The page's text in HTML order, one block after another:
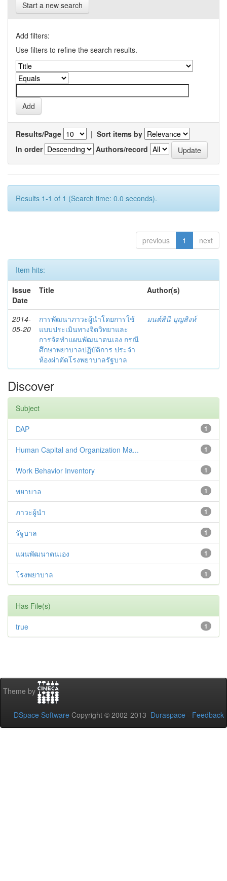
Start a new search
Add filters:
Use filters to refine the search results.
Results/Page | Sort items by
In order
Authors/record
Results 1-1 of 1 (Search time: 0.0 seconds).
previous 1 next
Item hits:
Issue
Date
Title Author(s)
2014-
05-20
การพัฒนาภาวะผู้นำโดยการใช้
แบบประเมินทางจิตวิทยาและ
การจัดทำแผนพัฒนาตนเอง กรณี
ศึกษาพยาบาลปฏิบัติการ ประจำ
ห้องผ่าตัดโรงพยาบาลรัฐบาล
มนต์สินี บุญสิงห์
Discover
Subject
1
DAP
1
Human Capital and Organization Ma...
1
Work Behavior Inventory
1
พยาบาล
1
ภาวะผู้นำ
1
รัฐบาล
1
แผนพัฒนาตนเอง
1
โรงพยาบาล
Has File(s)
1
true
Theme by
DSpace Software Copyright © 2002-2013 Duraspace - Feedback